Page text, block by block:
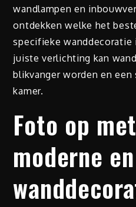
wandlampen en
ontdekken welke het
specifieke wanddecoratie
juiste verlichting kan
blikvanger worden en
kamer.
Foto op
moderne